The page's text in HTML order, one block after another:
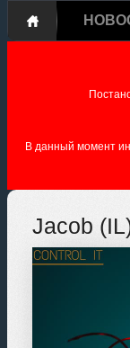
В данный момент
Jacob